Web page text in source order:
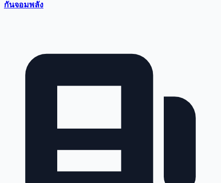
กันจอมพลัง